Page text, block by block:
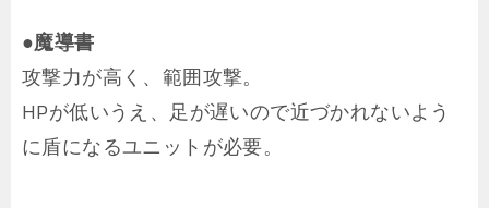
●魔導書
攻撃力が高く、範囲攻撃。
HPが低いうえ、足が遅いので近づかれないよう
に盾になるユニットが必要。